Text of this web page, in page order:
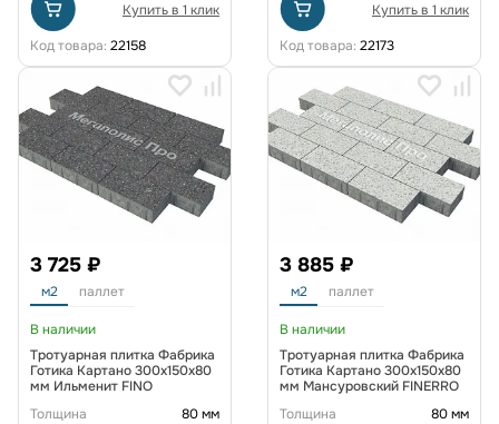
Купить в 1 клик
Код товара: 22158
Купить в 1 клик
Код товара: 22173
3 725 ₽
м2 паллет
В наличии
Тротуарная плитка Фабрика
Готика Картано 300х150х80
мм Ильменит FINO
Толщина
80 мм
3 885 ₽
м2 паллет
В наличии
Тротуарная плитка Фабрика
Готика Картано 300х150х80
мм Мансуровский FINERRO
Толщина
80 мм